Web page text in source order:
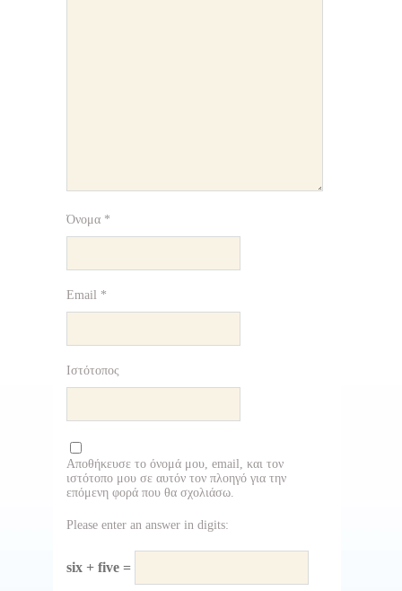
Όνομα *
Email *
Ιστότοπος
Αποθήκευσε το όνομά μου, email, και τον
ιστότοπο μου σε αυτόν τον πλοηγό για την
επόμενη φορά που θα σχολιάσω.
Please enter an answer in digits:
six + five =